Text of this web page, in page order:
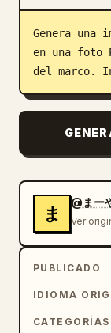
Descargar
Actualizaciones
Genera una
en una foto
del marco.
ま
@まー
Ver
PUBLICADO
IDIOMA
CATEGORÍAS